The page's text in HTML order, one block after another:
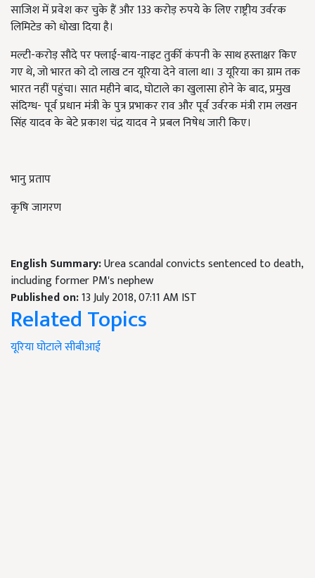
साजिश में प्रवेश कर चुके हैं और 133 करोड़ रुपये के लिए राष्ट्रीय उर्वरक
लिमिटेड को धोखा दिया है।
मल्टी-करोड़ सौदे पर फ्लाई-बाय-नाइट तुर्की कंपनी के साथ हस्ताक्षर किए
गए थे, जो भारत को दो लाख टन यूरिया देने वाला था। उ यूरिया का ग्राम तक
भारत नहीं पहुंचा। सात महीने बाद, घोटाले का खुलासा होने के बाद, प्रमुख
संदिग्ध- पूर्व प्रधान मंत्री के पुत्र प्रभाकर राव और पूर्व उर्वरक मंत्री राम लखन
सिंह यादव के बेटे प्रकाश चंद्र यादव ने प्रबल निषेध जारी किए।
भानु प्रताप
कृषि जागरण
English Summary:Urea scandal convicts sentenced to death,
including former PM's nephew
Published on:13 July 2018, 07:11 AM IST
Related Topics
यूरियाघोटालेसीबीआई